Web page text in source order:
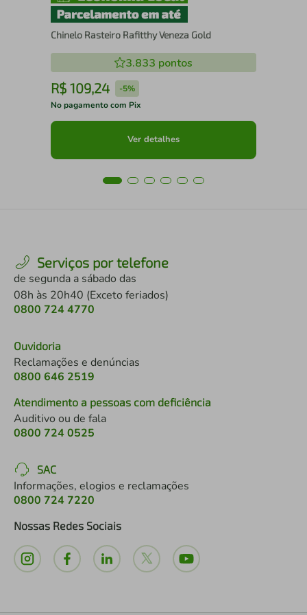
Chinelo Rasteiro Rafitthy Veneza Gold
3.833 pontos
R$ 109,24 -5%
No pagamento com Pix
Ver detalhes
Serviços por telefone
de segunda a sábado das
08h às 20h40 (Exceto feriados)
0800 724 4770
Ouvidoria
Reclamações e denúncias
0800 646 2519
Atendimento a pessoas com deficiência
Auditivo ou de fala
0800 724 0525
SAC
Informações, elogios e reclamações
0800 724 7220
Nossas Redes Sociais